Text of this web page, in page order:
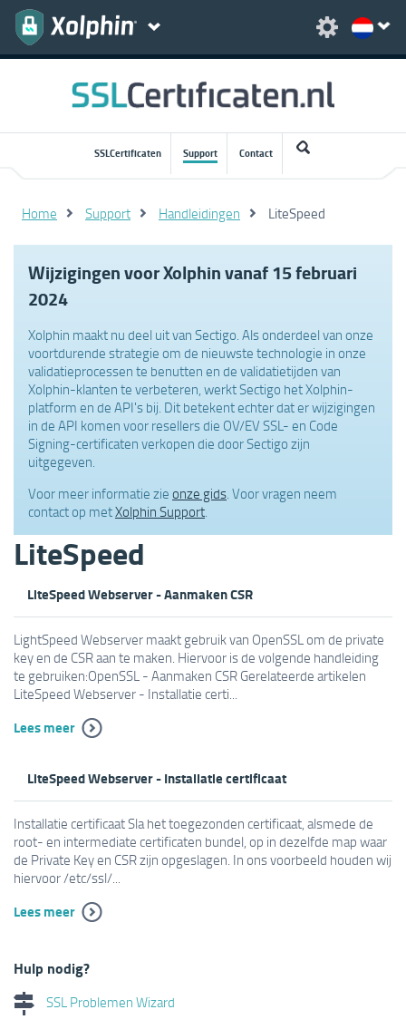
SSLCertificaten Support Contact
Home Support Handleidingen LiteSpeed
Wijzigingen voor Xolphin vanaf 15 februari
2024
Xolphin maakt nu deel uit van Sectigo. Als onderdeel van onze
voortdurende strategie om de nieuwste technologie in onze
validatieprocessen te benutten en de validatietijden van
Xolphin-klanten te verbeteren, werkt Sectigo het Xolphin-
platform en de API's bij. Dit betekent echter dat er wijzigingen
in de API komen voor resellers die OV/EV SSL- en Code
Signing-certificaten verkopen die door Sectigo zijn
uitgegeven.
Voor meer informatie zie onze gids. Voor vragen neem
contact op metXolphin Support.
LiteSpeed
LiteSpeed Webserver - Aanmaken CSR
LightSpeed Webserver maakt gebruik van OpenSSL om de private
key en de CSR aan te maken. Hiervoor is de volgende handleiding
te gebruiken:OpenSSL - Aanmaken CSR Gerelateerde artikelen
LiteSpeed Webserver - Installatie certi...
Lees meer
LiteSpeed Webserver - Installatie certificaat
Installatie certificaat Sla het toegezonden certificaat, alsmede de
root- en intermediate certificaten bundel, op in dezelfde map waar
de Private Key en CSR zijn opgeslagen. In ons voorbeeld houden wij
hiervoor /etc/ssl/...
Lees meer
Hulp nodig?
SSL Problemen Wizard